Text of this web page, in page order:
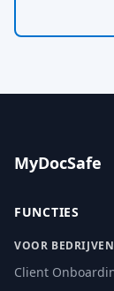
MyDocSafe
FUNCTIES
VOOR BEDRIJVEN
Client